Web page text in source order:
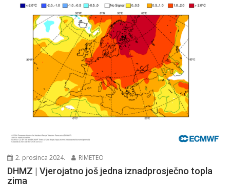
2. prosinca 2024. RIMETEO
DHMZ | Vjerojatno još jedna iznadprosječno topla
zima